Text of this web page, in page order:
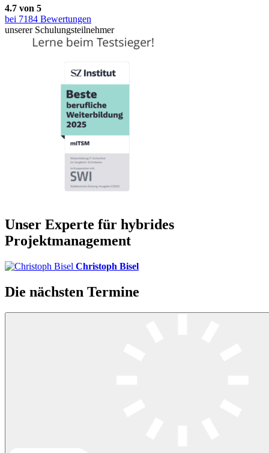
4.7 von 5
bei 7184 Bewertungen
unserer Schulungsteilnehmer
Unser Experte für hybrides
Projektmanagement
Christoph Bisel
Die nächsten Termine